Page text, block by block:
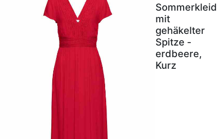
Sommerkleid
mit
gehäkelter
Spitze -
erdbeere,
Kurz